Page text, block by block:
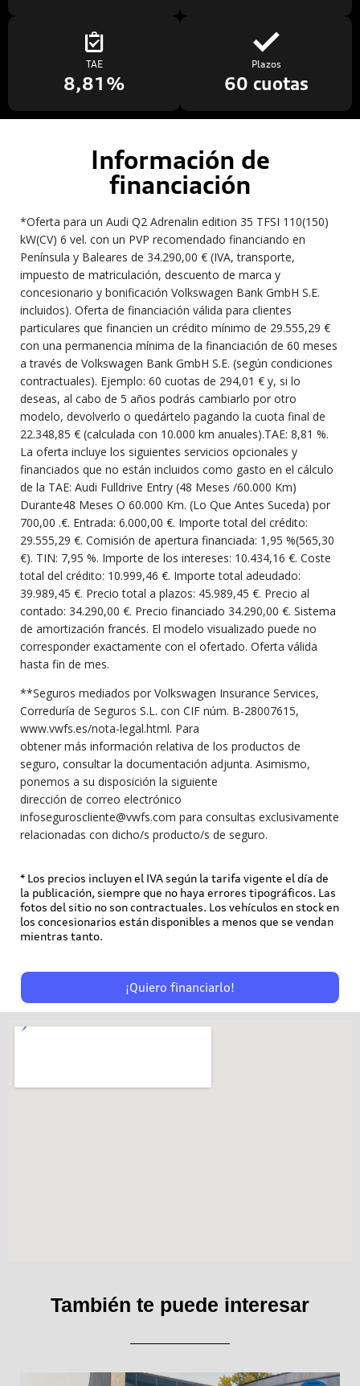
TAE
8,81%
Plazos
60 cuotas
Información de
financiación
*Oferta para un Audi Q2 Adrenalin edition 35 TFSI 110(150)
kW(CV) 6 vel. con un PVP recomendado financiando en
Península y Baleares de 34.290,00 € (IVA, transporte,
impuesto de matriculación, descuento de marca y
concesionario y bonificación Volkswagen Bank GmbH S.E.
incluidos). Oferta de financiación válida para clientes
particulares que financien un crédito mínimo de 29.555,29 €
con una permanencia mínima de la financiación de 60 meses
a través de Volkswagen Bank GmbH S.E. (según condiciones
contractuales). Ejemplo: 60 cuotas de 294,01 € y, si lo
deseas, al cabo de 5 años podrás cambiarlo por otro
modelo, devolverlo o quedártelo pagando la cuota final de
22.348,85 € (calculada con 10.000 km anuales).TAE: 8,81 %.
La oferta incluye los siguientes servicios opcionales y
financiados que no están incluidos como gasto en el cálculo
de la TAE: Audi Fulldrive Entry (48 Meses /60.000 Km)
Durante48 Meses O 60.000 Km. (Lo Que Antes Suceda) por
700,00 .€. Entrada: 6.000,00 €. Importe total del crédito:
29.555,29 €. Comisión de apertura financiada: 1,95 %(565,30
€). TIN: 7,95 %. Importe de los intereses: 10.434,16 €. Coste
total del crédito: 10.999,46 €. Importe total adeudado:
39.989,45 €. Precio total a plazos: 45.989,45 €. Precio al
contado: 34.290,00 €. Precio financiado 34.290,00 €. Sistema
de amortización francés. El modelo visualizado puede no
corresponder exactamente con el ofertado. Oferta válida
hasta fin de mes.
**Seguros mediados por Volkswagen Insurance Services,
Correduría de Seguros S.L. con CIF núm. B-28007615,
www.vwfs.es/nota-legal.html. Para
obtener más información relativa de los productos de
seguro, consultar la documentación adjunta. Asimismo,
ponemos a su disposición la siguiente
dirección de correo electrónico
infoseguroscliente@vwfs.com para consultas exclusivamente
relacionadas con dicho/s producto/s de seguro.
* Los precios incluyen el IVA según la tarifa vigente el día de
la publicación, siempre que no haya errores tipográficos. Las
fotos del sitio no son contractuales. Los vehículos en stock en
los concesionarios están disponibles a menos que se vendan
mientras tanto.
¡Quiero financiarlo!
También te puede interesar